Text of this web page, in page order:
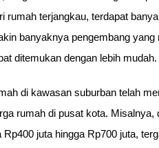
rumah terjangkau, terdapat
banyaknya pengembang
ditemukan dengan lebih mudah.
di kawasan suburban telah
rumah di pusat kota.
juta hingga Rp700 juta,